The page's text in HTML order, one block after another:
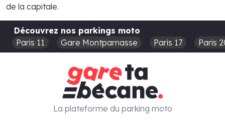
de la capitale.
Découvrez nos parkings moto
Paris 11
Gare Montparnasse Paris 17 Paris
La plateforme du parking moto